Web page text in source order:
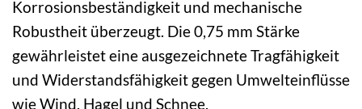
Korrosionsbeständigkeit und mechanische
Robustheit überzeugt. Die 0,75 mm Stärke
gewährleistet eine ausgezeichnete Tragfähigkeit
und Widerstandsfähigkeit gegen Umwelteinflüsse
wie Wind, Hagel und Schnee.